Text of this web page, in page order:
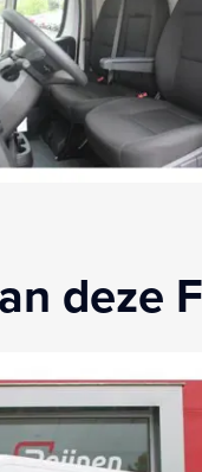
Anti
deze